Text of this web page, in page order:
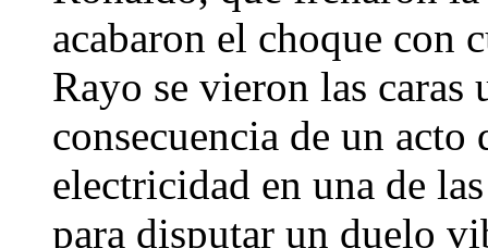
acabaron el choque con
Rayo se vieron las caras
consecuencia de un acto
electricidad en una de
para disputar un duelo